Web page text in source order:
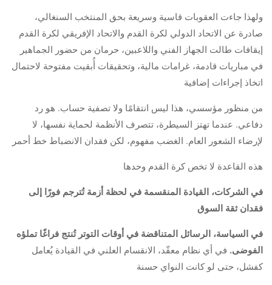
ولهذا جاءت العقوبات قاسية وسريعة بحق المنتخب السنغالي،
صادرة عن الاتحاد الدولي لكرة القدم والاتحاد الإفريقي لكرة القدم
إيقافات طالت الجهاز الفني واللاعبين، حرمان من حضور الجماهير
في مباريات قادمة، غرامات مالية، وتحقيقات أُبقيت مفتوحة لاحتمال
اتخاذ إجراءات إضافية
من منظور مؤسسي، هذا ليس انتقامًا ولا تصفية حساب. هو رد
دفاعي. عندما تهتز السيطرة، تتصرف الأنظمة لحماية نفسها، لا
لإرضاء الشعور العام. الغضب مفهوم، لكن فقدان الانضباط خط أحمر
هذه القاعدة لا تخص كرة القدم وحدها
في الشركات، القيادة المنقسمة في لحظة أزمة تُترجم فورًا إلى
فقدان ثقة السوق
في السياسة، الرسائل المتناقضة في أوقات التوتر تُنتج فراغًا تملؤه
الفوضى. في أي نظام معقّد، الانقسام العلني في القيادة يُعامل
كفشل، حتى لو كانت النواي حسنة